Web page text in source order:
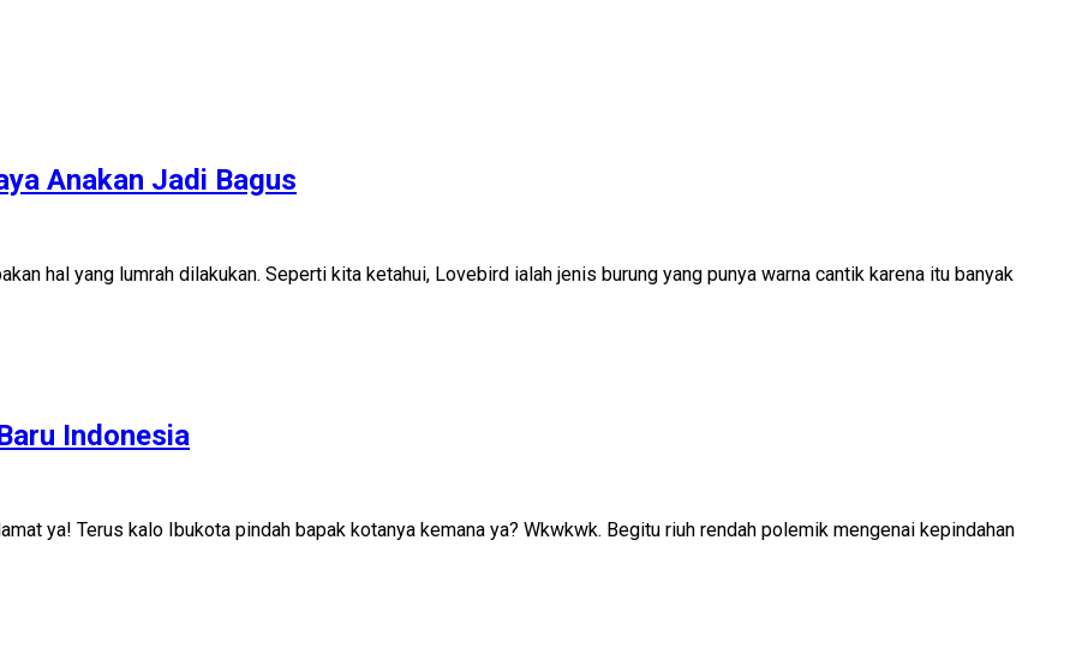
Anakan Jadi Bagus
hal yang lumrah dilakukan. Seperti kita ketahui, Lovebird ialah jenis burung yang punya warna cantik karena itu banyak
Indonesia
ya! Terus kalo Ibukota pindah bapak kotanya kemana ya? Wkwkwk. Begitu riuh rendah polemik mengenai kepindahan